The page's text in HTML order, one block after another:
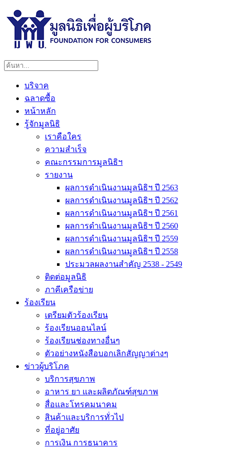
บริจาค
ฉลาดซื้อ
หน้าหลัก
รู้จักมูลนิธิ
เราคือใคร
ความสำเร็จ
คณะกรรมการมูลนิธิฯ
รายงาน
ผลการดำเนินงานมูลนิธิฯ ปี 2563
ผลการดำเนินงานมูลนิธิฯ ปี 2562
ผลการดำเนินงานมูลนิธิฯ ปี 2561
ผลการดำเนินงานมูลนิธิฯ ปี 2560
ผลการดำเนินงานมูลนิธิฯ ปี 2559
ผลการดำเนินงานมูลนิธิฯ ปี 2558
ประมวลผลงานสำคัญ 2538 - 2549
ติดต่อมูลนิธิ
ภาคีเครือข่าย
ร้องเรียน
เตรียมตัวร้องเรียน
ร้องเรียนออนไลน์
ร้องเรียนช่องทางอื่นๆ
ตัวอย่างหนังสือบอกเลิกสัญญาต่างๆ
ข่าวผู้บริโภค
บริการสุขภาพ
อาหาร ยา และผลิตภัณฑ์สุขภาพ
สื่อและโทรคมนาคม
สินค้าและบริการทั่วไป
ที่อยู่อาศัย
การเงิน การธนาคาร